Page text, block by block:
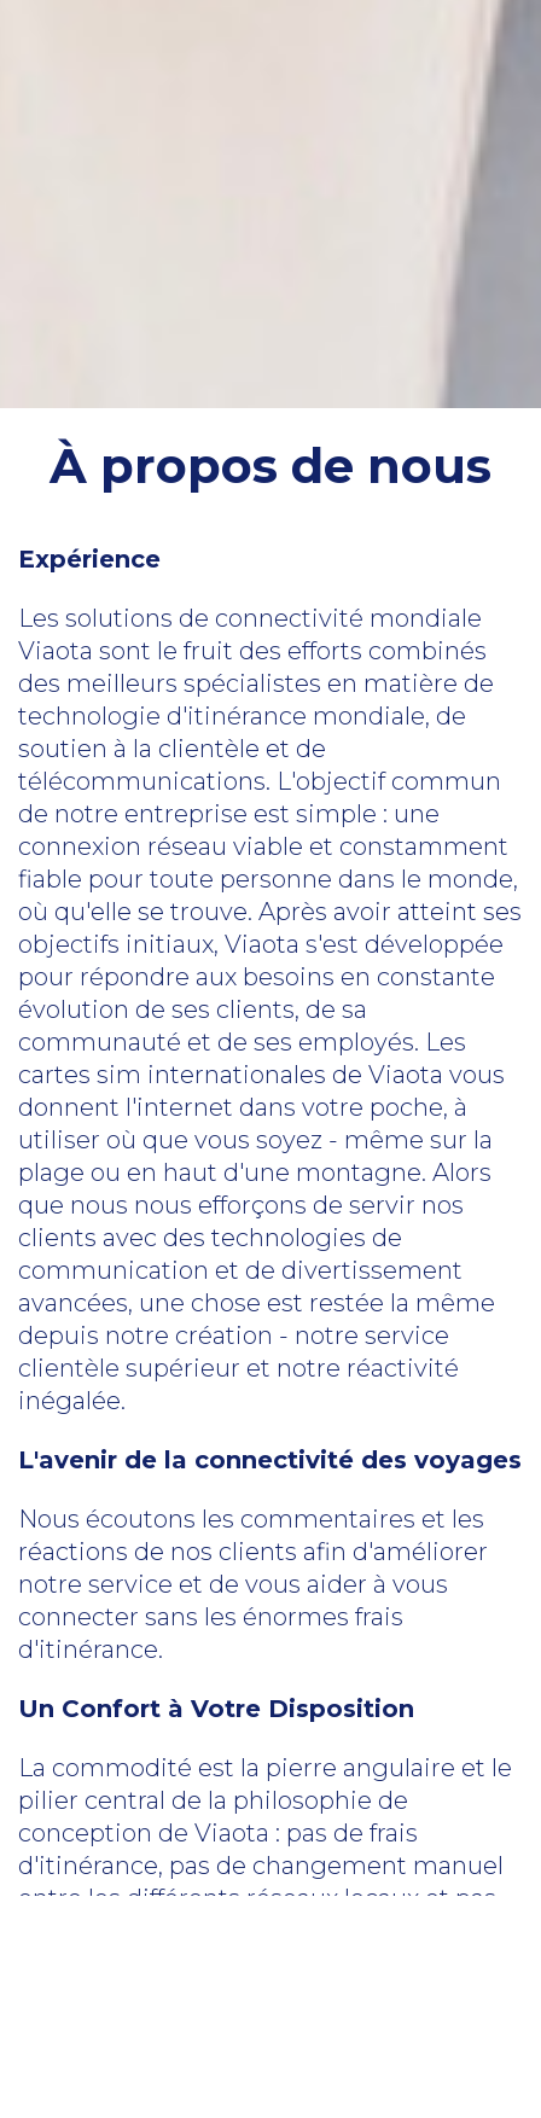
À propos de nous
Expérience
Les solutions de connectivité mondiale
Viaota sont le fruit des efforts combinés
des meilleurs spécialistes en matière de
technologie d'itinérance mondiale, de
soutien à la clientèle et de
télécommunications. L'objectif commun
de notre entreprise est simple : une
connexion réseau viable et constamment
fiable pour toute personne dans le monde,
où qu'elle se trouve. Après avoir atteint ses
objectifs initiaux, Viaota s'est développée
pour répondre aux besoins en constante
évolution de ses clients, de sa
communauté et de ses employés. Les
cartes sim internationales de Viaota vous
donnent l'internet dans votre poche, à
utiliser où que vous soyez - même sur la
plage ou en haut d'une montagne. Alors
que nous nous efforçons de servir nos
clients avec des technologies de
communication et de divertissement
avancées, une chose est restée la même
depuis notre création - notre service
clientèle supérieur et notre réactivité
inégalée.
L'avenir de la connectivité des voyages
Nous écoutons les commentaires et les
réactions de nos clients afin d'améliorer
notre service et de vous aider à vous
connecter sans les énormes frais
d'itinérance.
Un Confort à Votre Disposition
La commodité est la pierre angulaire et le
pilier central de la philosophie de
conception de Viaota : pas de frais
d'itinérance, pas de changement manuel
entre les différents réseaux locaux et pas